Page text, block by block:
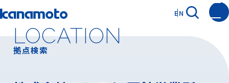
EN
LOCATION
拠点検索